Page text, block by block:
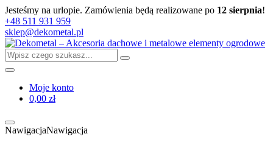
Jesteśmy na urlopie. Zamówienia będą realizowane po 12 sierpnia!
+48 511 931 959
sklep@dekometal.pl
Moje konto
0,00 zł
NawigacjaNawigacja